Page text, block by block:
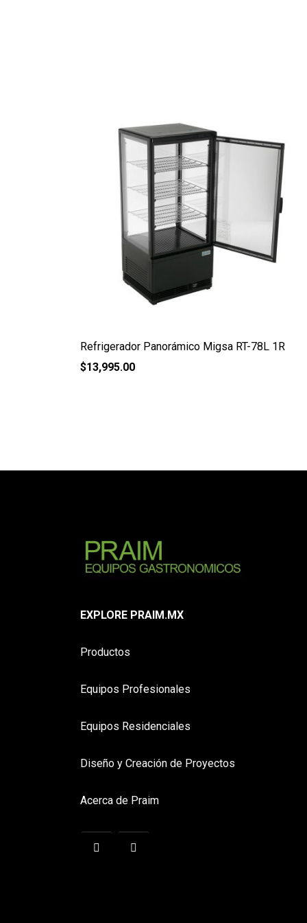
Refrigerador Panorámico Migsa RT-78L 1R
$13,995.00
EXPLORE PRAIM.MX
Productos
Equipos Profesionales
Equipos Residenciales
Diseño y Creación de Proyectos
Acerca de Praim